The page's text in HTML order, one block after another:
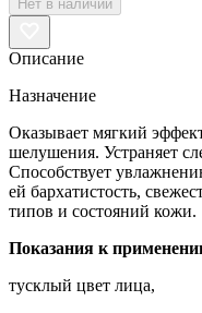
Нет в наличии
Описание
Назначение
Оказывает мягкий
шелушения. Устраняет
Способствует
ей бархатистость,
типов и состояний кожи.
Показания к
тусклый цвет лица,